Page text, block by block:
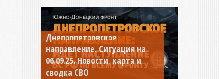
Днепропетровское
направление. Ситуация на
06.09.25. Новости, карта и
сводка СВО
Константиновское
направление. Ситуация на
04.09.25 Новости, карта и
сводка СВО